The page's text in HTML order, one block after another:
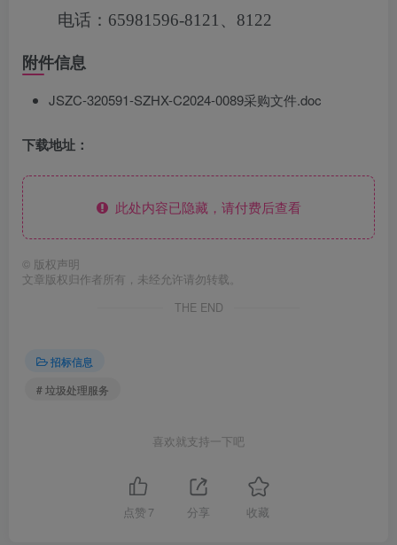
电话：65981596-8121、8122
附件信息
JSZC-320591-SZHX-C2024-0089采购文件.doc
下载地址：
此处内容已隐藏，请付费后查看
© 版权声明
文章版权归作者所有，未经允许请勿转载。
THE END
招标信息
# 垃圾处理服务
喜欢就支持一下吧
点赞 7 分享 收藏